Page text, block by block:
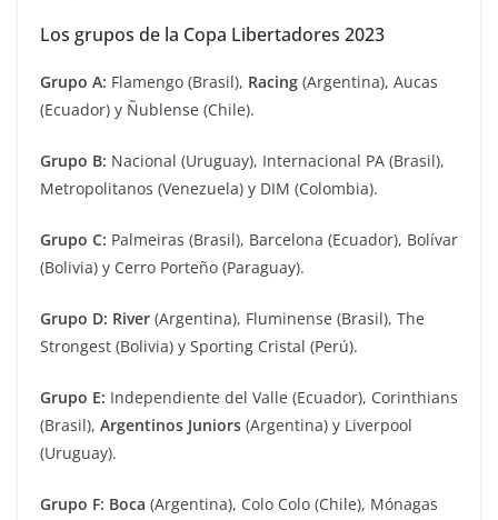
Los grupos de la Copa Libertadores 2023
Grupo A: Flamengo (Brasil), Racing (Argentina), Aucas
(Ecuador) y Ñublense (Chile).
Grupo B: Nacional (Uruguay), Internacional PA (Brasil),
Metropolitanos (Venezuela) y DIM (Colombia).
Grupo C: Palmeiras (Brasil), Barcelona (Ecuador), Bolívar
(Bolivia) y Cerro Porteño (Paraguay).
Grupo D: River (Argentina), Fluminense (Brasil), The
Strongest (Bolivia) y Sporting Cristal (Perú).
Grupo E: Independiente del Valle (Ecuador), Corinthians
(Brasil), Argentinos Juniors (Argentina) y Liverpool
(Uruguay).
Grupo F: Boca (Argentina), Colo Colo (Chile), Mónagas